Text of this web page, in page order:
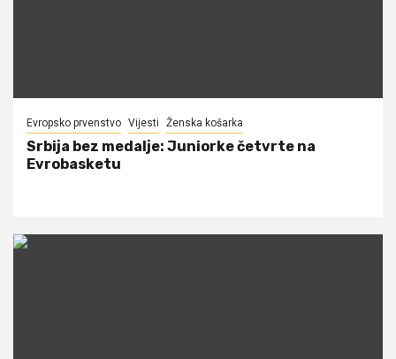
Evropsko prvenstvo Vijesti Ženska košarka
Srbija bez medalje: Juniorke četvrte na
Evrobasketu